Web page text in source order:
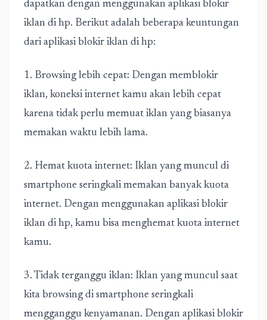
dapatkan dengan menggunakan aplikasi blokir
iklan di hp. Berikut adalah beberapa keuntungan
dari aplikasi blokir iklan di hp:
1. Browsing lebih cepat: Dengan memblokir
iklan, koneksi internet kamu akan lebih cepat
karena tidak perlu memuat iklan yang biasanya
memakan waktu lebih lama.
2. Hemat kuota internet: Iklan yang muncul di
smartphone seringkali memakan banyak kuota
internet. Dengan menggunakan aplikasi blokir
iklan di hp, kamu bisa menghemat kuota internet
kamu.
3. Tidak terganggu iklan: Iklan yang muncul saat
kita browsing di smartphone seringkali
mengganggu kenyamanan. Dengan aplikasi blokir